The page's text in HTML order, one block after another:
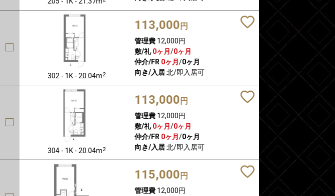
302 - 1K - 20.04m2
113,000 円
管理費12,000円
敷/礼 0ヶ月/0ヶ月
仲介/FR 0ヶ月/0ヶ月
向き/入居北/即入居可
304 - 1K - 20.04m2
113,000 円
管理費12,000円
敷/礼 0ヶ月/0ヶ月
仲介/FR 0ヶ月/0ヶ月
向き/入居北/即入居可
115,000 円
管理費12,000円